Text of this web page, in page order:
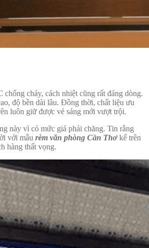
chống cháy, cách nhiệt cũng rất đáng dòng.
độ bền dài lâu. Đồng thời, chất liệu ưu
luôn giữ được vẻ sáng mới vượt trội.
này vì có mức giá phải chăng. Tin rằng
với mẫu rèm văn phòng Cần Thơkể trên
hàng thất vọng.